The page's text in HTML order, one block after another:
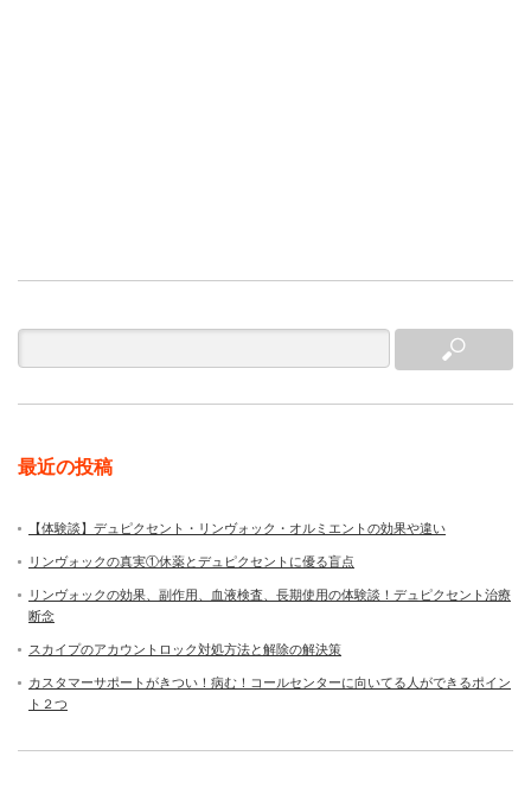
最近の投稿
【体験談】デュピクセント・リンヴォック・オルミエントの効果や違い
リンヴォックの真実①休薬とデュピクセントに優る盲点
リンヴォックの効果、副作用、血液検査、長期使用の体験談！デュピクセント治療
断念
スカイプのアカウントロック対処方法と解除の解決策
カスタマーサポートがきつい！病む！コールセンターに向いてる人ができるポイン
ト２つ